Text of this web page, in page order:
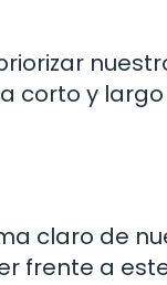
corto y largo
claro de
frente a